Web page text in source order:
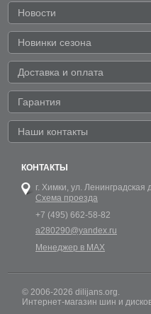
Новости
Новинки сезона
Доставка и оплата
Гарантия
Наши контакты
КОНТАКТЫ
г. Химки, ул. Ленинградская
Схема проезда
+7 (495) 662-58-82
a280290@yandex.ru
Менеджер в MAX
© 2006-2026 dilijans.org.
Интернет-магазин шин и